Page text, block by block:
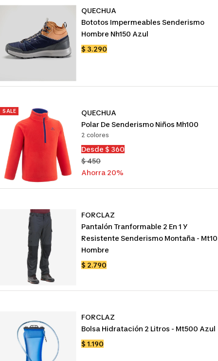
QUECHUA
Bototos Impermeables Senderismo
Hombre Nh150 Azul
Precio
$ 3.290
SALE
QUECHUA
Polar De Senderismo Niños Mh100
2 colores
Precio
de
venta
Desde $ 360
Precio
normal
$ 450
Ahorra 20%
FORCLAZ
Pantalón Tranformable 2 En 1 Y
Resistente Senderismo Montaña -
Hombre
Precio
$ 2.790
FORCLAZ
Bolsa Hidratación 2 Litros - Mt500 Azul
Precio
$ 1.190